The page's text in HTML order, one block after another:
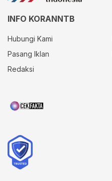
INFO KORANNTB
Hubungi Kami
Pasang Iklan
Redaksi